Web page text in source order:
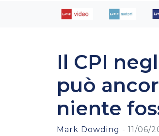
Il CPI
può
niente
Mark Dowding - 11/06/